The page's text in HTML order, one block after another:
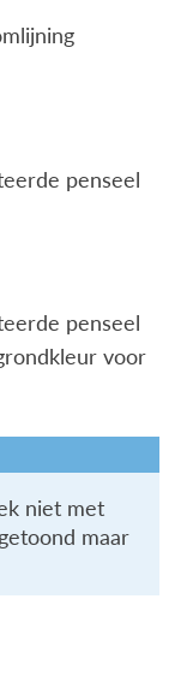
penseel
penseel
voor
niet met
maar